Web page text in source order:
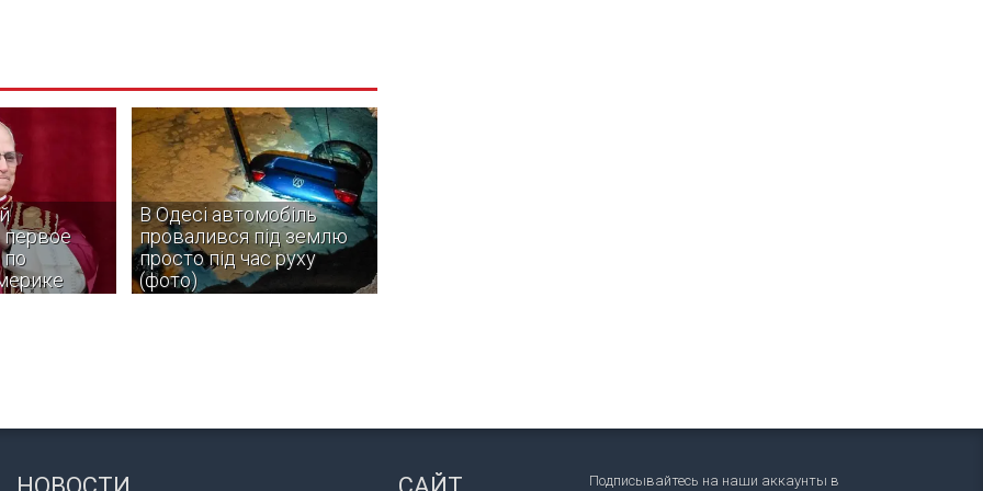
первое
по
В Одесі автомобіль
провалився під землю
просто під час руху
(фото)
рятувальники ДСНС.
Подписывайтесь на наши аккаунты в